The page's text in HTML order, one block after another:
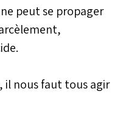
peut se propager
il nous faut tous agir